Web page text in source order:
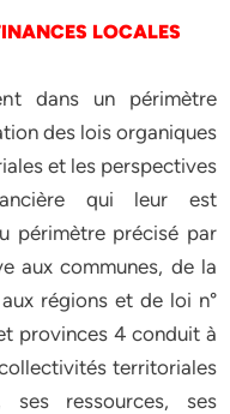
LOCALES
dans un périmètre
des lois organiques
et les perspectives
qui leur est
périmètre précisé par
aux communes, de la
régions et de loi n°
provinces 4 conduit à
territoriales
ses ressources, ses